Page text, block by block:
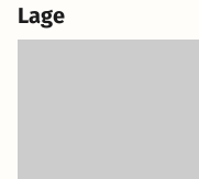
Lage